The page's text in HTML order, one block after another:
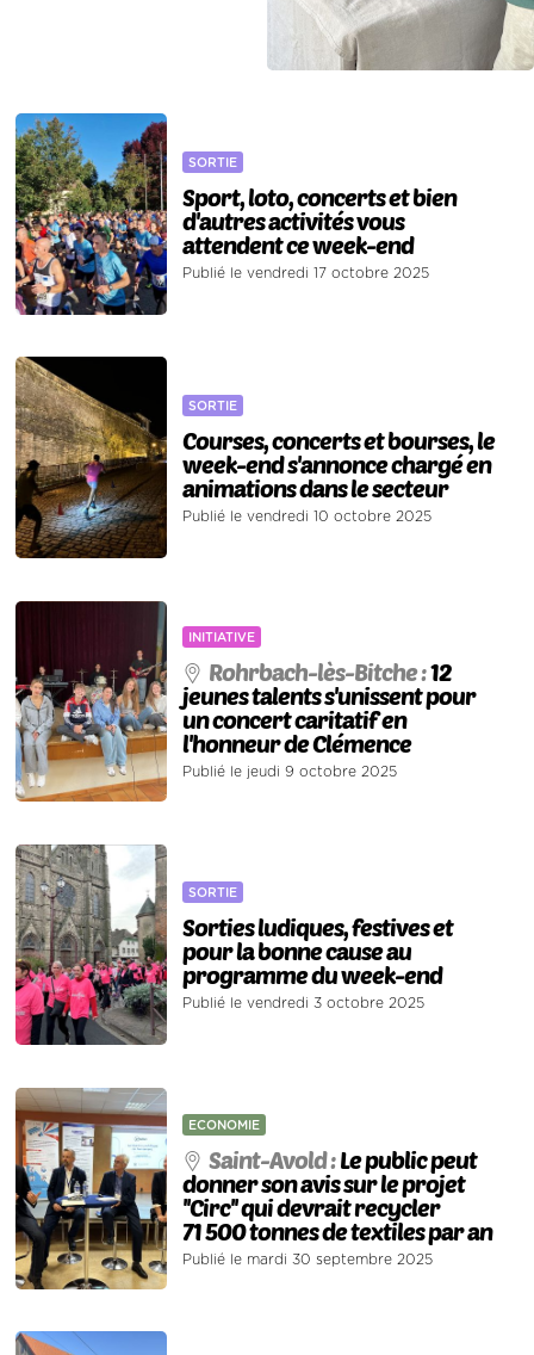
SORTIE
Sport, loto, concerts et bien
d'autres activités vous
attendent ce week-end
Publié le vendredi 17 octobre 2025
SORTIE
Courses, concerts et bourses, le
week-end s'annonce chargé en
animations dans le secteur
Publié le vendredi 10 octobre 2025
INITIATIVE
Rohrbach-lès-Bitche :12
jeunes talents s'unissent pour
un concert caritatif en
l'honneur de Clémence
Publié le jeudi 9 octobre 2025
SORTIE
Sorties ludiques, festives et
pour la bonne cause au
programme du week-end
Publié le vendredi 3 octobre 2025
ECONOMIE
Saint-Avold :Le public peut
donner son avis sur le projet
''Circ'' qui devrait recycler
71 500 tonnes de textiles par an
Publié le mardi 30 septembre 2025